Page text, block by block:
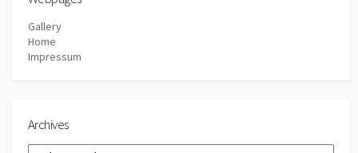
Gallery
Home
Impressum
Archives